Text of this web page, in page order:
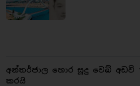
අන්තර්ජාල හොර සූදු වෙබ් අඩවි
කරයි